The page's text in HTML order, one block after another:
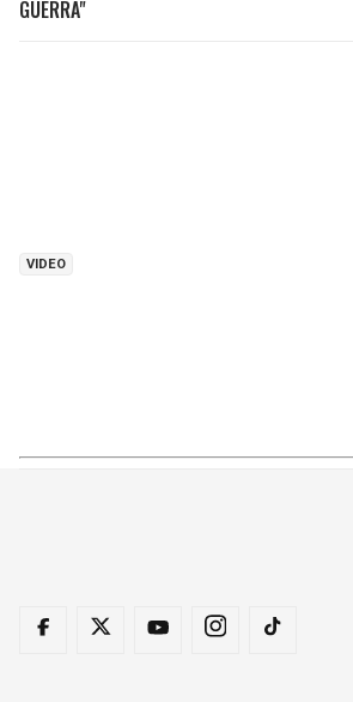
GUERRA"
VIDEO